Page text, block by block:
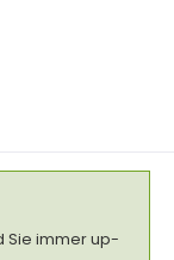
Sie immer up-